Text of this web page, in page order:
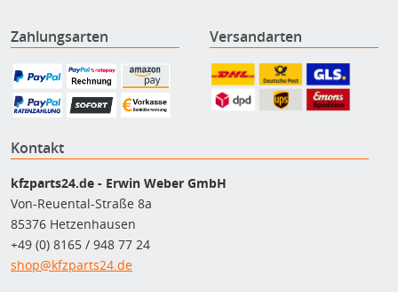
Zahlungsarten Versandarten
Kontakt
kfzparts24.de - Erwin Weber GmbH
Von-Reuental-Straße 8a
85376 Hetzenhausen
+49 (0) 8165 / 948 77 24
shop@kfzparts24.de